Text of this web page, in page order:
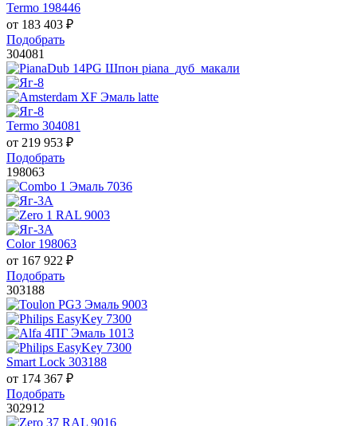
Termo 198446
от 183 403 ₽
Подобрать
304081
Termo 304081
от 219 953 ₽
Подобрать
198063
Color 198063
от 167 922 ₽
Подобрать
303188
Smart Lock 303188
от 174 367 ₽
Подобрать
302912